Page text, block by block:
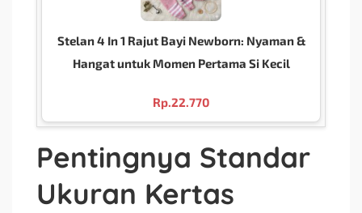
Stelan 4 In 1 Rajut Bayi Newborn: Nyaman &
Hangat untuk Momen Pertama Si Kecil
Rp.22.770
Pentingnya Standar
Ukuran Kertas